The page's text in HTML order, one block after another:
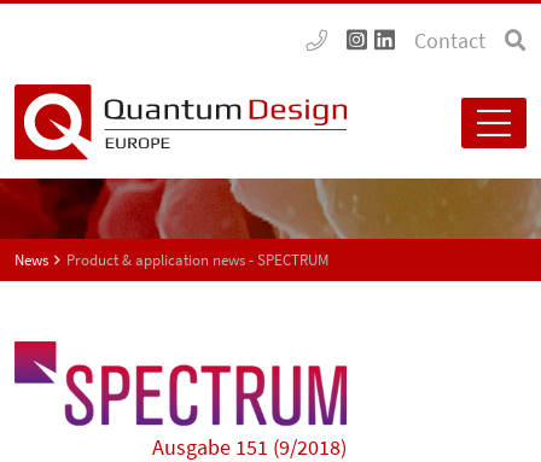
Contact
News Product & application news - SPECTRUM
Ausgabe 151 (9/2018)